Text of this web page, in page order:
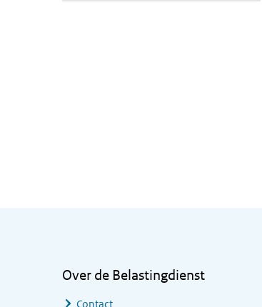
Over de Belastingdienst
Contact